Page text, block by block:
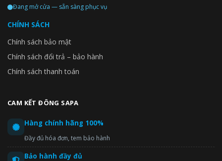
Đang mở cửa — sẵn sàng phục vụ
CHÍNH SÁCH
Chính sách bảo mật
Chính sách đổi trả – bảo hành
Chính sách thanh toán
CAM KẾT ĐÔNG SAPA
Hàng chính hãng 100%
Đầy đủ hóa đơn, tem bảo hành
Bảo hành đầy đủ